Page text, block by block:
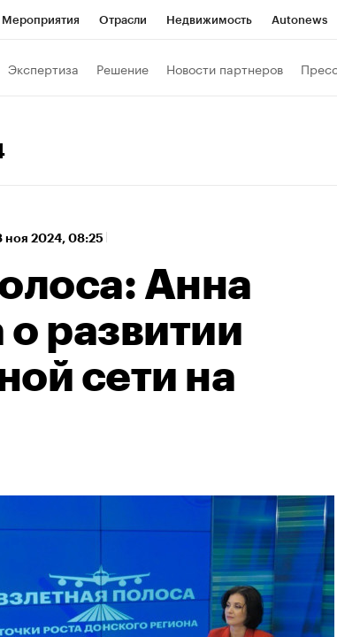
Мероприятия Отрасли Недвижимость Autonews
Экспертиза Решение Новости партнеров
ноя 2024, 08:25
Анна
развитии
сети на